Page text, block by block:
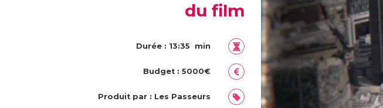
du film
Durée : 13:35 min
Budget : 5000€
Produit par : Les Passeurs